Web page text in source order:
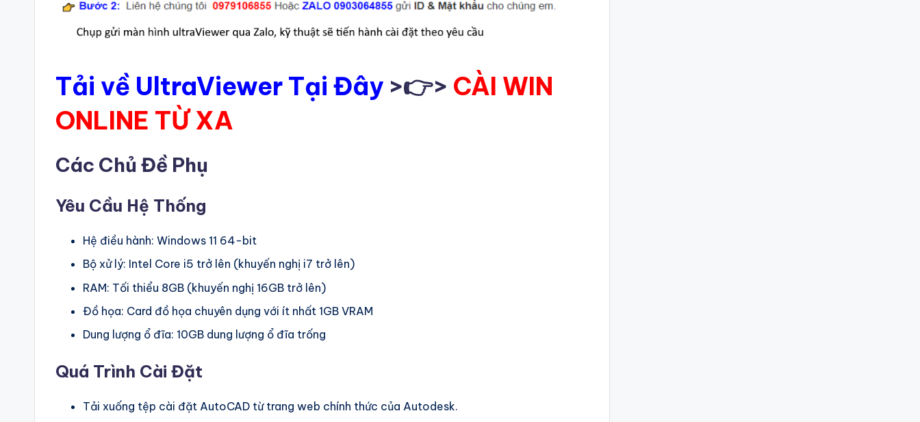
Tải về UltraViewer Tại Đây >👉> CÀI WIN
ONLINE TỪ XA
Các Chủ Đề Phụ
Yêu Cầu Hệ Thống
Hệ điều hành: Windows 11 64-bit
Bộ xử lý: Intel Core i5 trở lên (khuyến nghị i7 trở lên)
RAM: Tối thiểu 8GB (khuyến nghị 16GB trở lên)
Đồ họa: Card đồ họa chuyên dụng với ít nhất 1GB VRAM
Dung lượng ổ đĩa: 10GB dung lượng ổ đĩa trống
Quá Trình Cài Đặt
Tải xuống tệp cài đặt AutoCAD từ trang web chính thức của Autodesk.